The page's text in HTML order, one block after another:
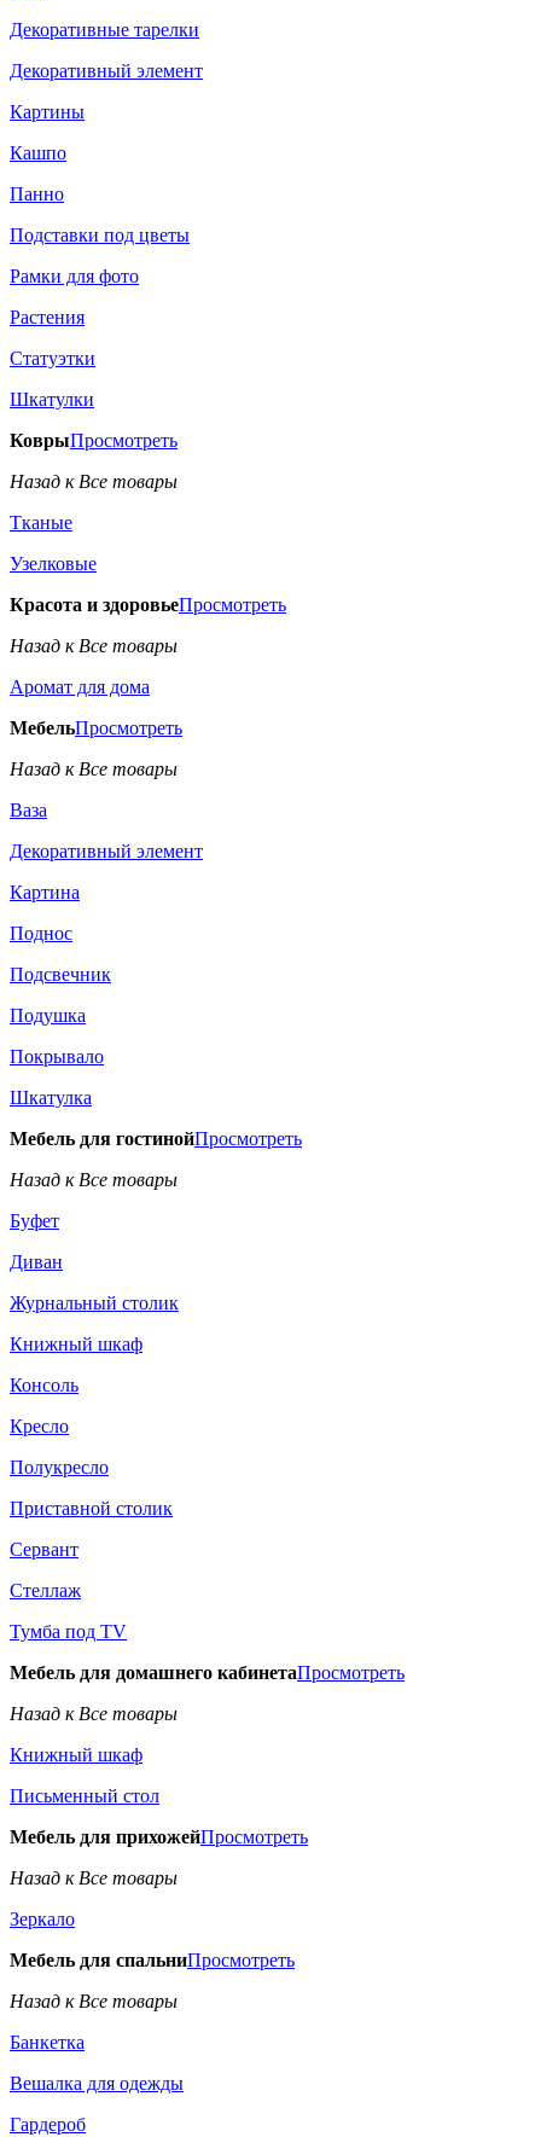
Декоративные тарелки
Декоративный элемент
Картины
Кашпо
Панно
Подставки под цветы
Рамки для фото
Растения
Статуэтки
Шкатулки
КоврыПросмотреть
Назад к Все товары
Тканые
Узелковые
Красота и здоровьеПросмотреть
Назад к Все товары
Аромат для дома
МебельПросмотреть
Назад к Все товары
Ваза
Декоративный элемент
Картина
Поднос
Подсвечник
Подушка
Покрывало
Шкатулка
Мебель для гостинойПросмотреть
Назад к Все товары
Буфет
Диван
Журнальный столик
Книжный шкаф
Консоль
Кресло
Полукресло
Приставной столик
Сервант
Стеллаж
Тумба под TV
Мебель для домашнего кабинетаПросмотреть
Назад к Все товары
Книжный шкаф
Письменный стол
Мебель для прихожейПросмотреть
Назад к Все товары
Зеркало
Мебель для спальниПросмотреть
Назад к Все товары
Банкетка
Вешалка для одежды
Гардероб